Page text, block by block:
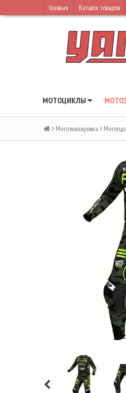
Главная Каталог товаров
МОТОЦИКЛЫ
Мотоэкипировка